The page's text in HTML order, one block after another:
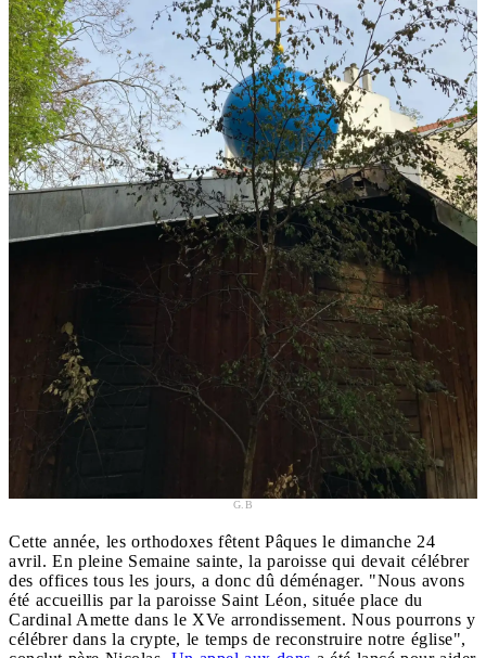
G.B
Cette année, les orthodoxes fêtent Pâques le dimanche 24
avril. En pleine Semaine sainte, la paroisse qui devait célébrer
des offices tous les jours, a donc dû déménager. "Nous avons
été accueillis par la paroisse Saint Léon, située place du
Cardinal Amette dans le XVe arrondissement. Nous pourrons y
célébrer dans la crypte, le temps de reconstruire notre église",